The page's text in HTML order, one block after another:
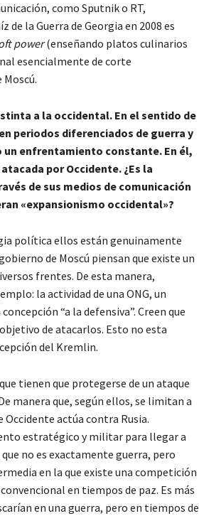
como Sputnik o RT,
de la Guerra de Georgia en 2008 es
power(enseñando platos culinarios
esencialmente de corte
a la occidental. En el sentido de
periodos diferenciados de guerra y
un enfrentamiento constante. En él,
por Occidente. ¿Es la
de sus medios de comunicación
«expansionismo occidental»?
política ellos están genuinamente
de Moscú piensan que existe un
frentes. De esta manera,
la actividad de una ONG, un
“a la defensiva”. Creen que
de atacarlos. Esto no esta
del Kremlin.
tienen que protegerse de un ataque
manera que, según ellos, se limitan a
Occidente actúa contra Rusia.
estratégico y militar para llegar a
no es exactamente guerra, pero
en la que existe una competición
en tiempos de paz. Es más
en una guerra, pero en tiempos de